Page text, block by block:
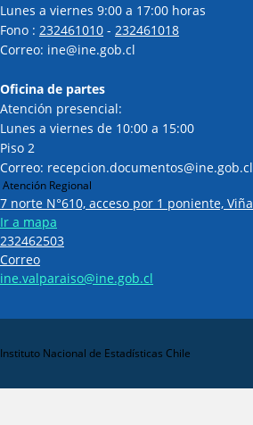
Lunes a viernes 9:00 a 17:00 horas
Fono : 232461010 - 232461018
Correo: ine@ine.gob.cl
Oficina de partes
Atención presencial:
Lunes a viernes de 10:00 a 15:00
Piso 2
Correo: recepcion.documentos@ine.gob.cl
Atención Regional
7 norte N°610, acceso por 1 poniente,
Ir a mapa
232462503
Correo
ine.valparaiso@ine.gob.cl
Instituto Nacional de Estadísticas Chile